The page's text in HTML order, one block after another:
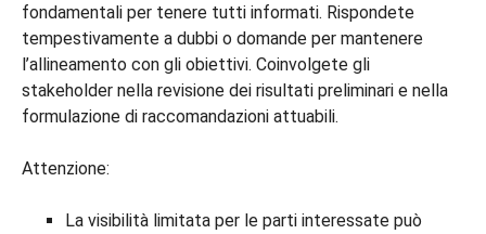
fondamentali per tenere tutti informati. Rispondete
tempestivamente a dubbi o domande per mantenere
l’allineamento con gli obiettivi. Coinvolgete gli
stakeholder nella revisione dei risultati preliminari e nella
formulazione di raccomandazioni attuabili.
Attenzione:
La visibilità limitata per le parti interessate può